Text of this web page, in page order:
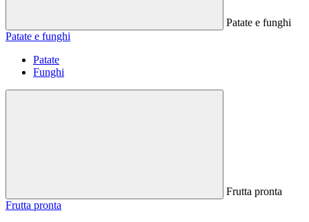
Patate e funghi
Patate e funghi
Patate
Funghi
Frutta pronta
Frutta pronta